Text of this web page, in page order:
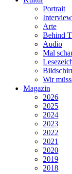
Portrait
Interview
Arte
Behind
Audio
Mal
Wir
Magazin
2026
2025
2024
2023
2022
2021
2020
2019
2018